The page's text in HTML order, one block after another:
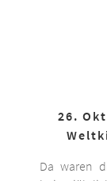
26.
Da waren